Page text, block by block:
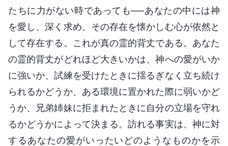
たちに力がない時であっても──あなたの中には神
を愛し、深く求め、その存在を懐かしむ心が依然と
して存在する。これが真の霊的背丈である。あなた
の霊的背丈がどれほど大きいかは、神への愛がいか
に強いか、試練を受けたときに揺るぎなく立ち続け
られるかどうか、ある環境に置かれた際に弱いかど
うか、兄弟姉妹に拒まれたときに自分の立場を守れ
るかどうかによって決まる。訪れる事実は、神に対
するあなたの愛がいったいどのようなものかを示